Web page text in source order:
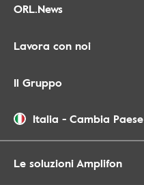
ORL.News
Lavora con noi
Il Gruppo
Italia - Cambia Paese
Le soluzioni Amplifon